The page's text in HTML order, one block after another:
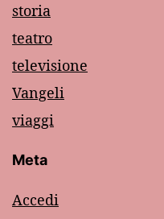
storia
teatro
televisione
Vangeli
viaggi
Meta
Accedi